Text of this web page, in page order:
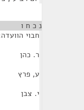
נ כ ח ו
חבוי
ר. כהן
ע, פרץ
י. צבן